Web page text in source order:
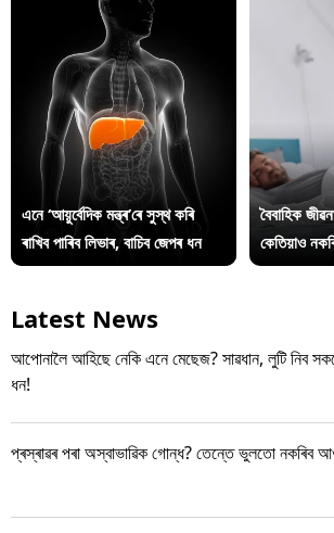
এনে ‘আয়ুৰ্বেদিক মন্ত্ৰ’ৰে সুস্থ কৰি
ৰাখিব পাৰিব লিভাৰ, বাচিব জেপৰ ধন
বৈবাহিক
কেতিয়াও
Latest News
আপোনালৈ আহিছে নেকি এনে মেছেজ? সাৱধান, লুটি নিব
ধন!
প্ৰস্ৰাৱৰ পৰা অস্বাভাৱিক গোন্ধ? তেন্তে ভুলতো নকৰিব